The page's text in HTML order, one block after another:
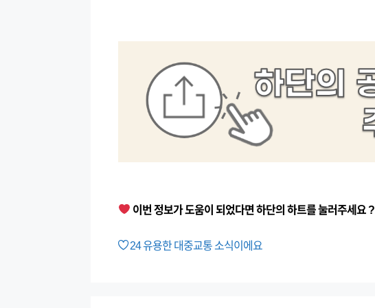
이번 정보가 도움이 되었다면 하단의 하트를 눌러주세요 ?
24유용한 대중교통 소식이에요